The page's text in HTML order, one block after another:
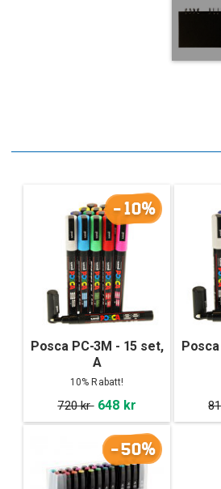
-10%
Posca PC-3M - 15 set,
A
10% Rabatt!
720 kr 648 kr
-50%